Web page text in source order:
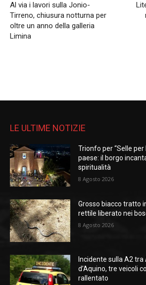
Al via i lavori sulla Jonio-
Tirreno, chiusura notturna per
oltre un anno della galleria
Limina
LE ULTIME NOTIZIE
Trionfo per “Selle per
paese: il borgo
spiritualità
8 Agosto 2026
Grosso biacco tratto
rettile liberato nei
8 Agosto 2026
Incidente sulla A2
d’Aquino, tre veicoli
rallentato